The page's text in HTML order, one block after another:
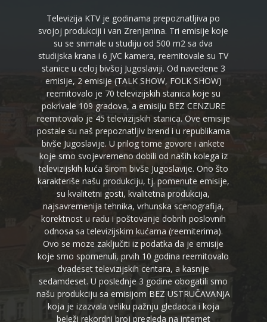
Televizija KTV je godinama prepoznatljiva po
svojoj produkciji i van Zrenjanina. Tri emisije koje
su se snimale u studiju od 500 m2 sa dva
studijska krana i 6 JVC kamera, reemitovale su TV
stanice u celoj bivšoj Jugoslaviji. Od navedene 3
emisije, 2 emisije (TALK SHOW, FOLK SHOW)
reemitovalo je 70 televizijskih stanica koje su
pokrivale 109 gradova, a emisiju BEZ CENZURE
reemitovalo je 45 televizijskih stanica. Ove emisije
postale su naš prepoznatljiv brend i u republikama
bivše Jugoslavije. U prilog tome govore i ankete
koje smo svojevremeno dobili od naših kolega iz
televizijskih kuća širom bivše Jugoslavije. Ono što
karakteriše našu produkciju, tj. pomenute emisije,
su kvalitetni gosti, kvalitetna produkcija,
najsavremenija tehnika, vrhunska scenografija,
korektnost u radu i poštovanje dobrih poslovnih
odnosa sa televizijskim kućama (reemiterima).
Ovo se moze zaključiti iz podatka da je emisije
koje smo spomenuli, prvih 10 godina reemitovalo
dvadeset televizijskih centara, a kasnije
sedamdeset. U poslednje 3 godine obogatili smo
našu produkciju sa emisijom BEZ USTRUČAVANJA
koja je izazvala veliku pažnju gledaoca i koja
beleži rekordni broj pregleda na internet